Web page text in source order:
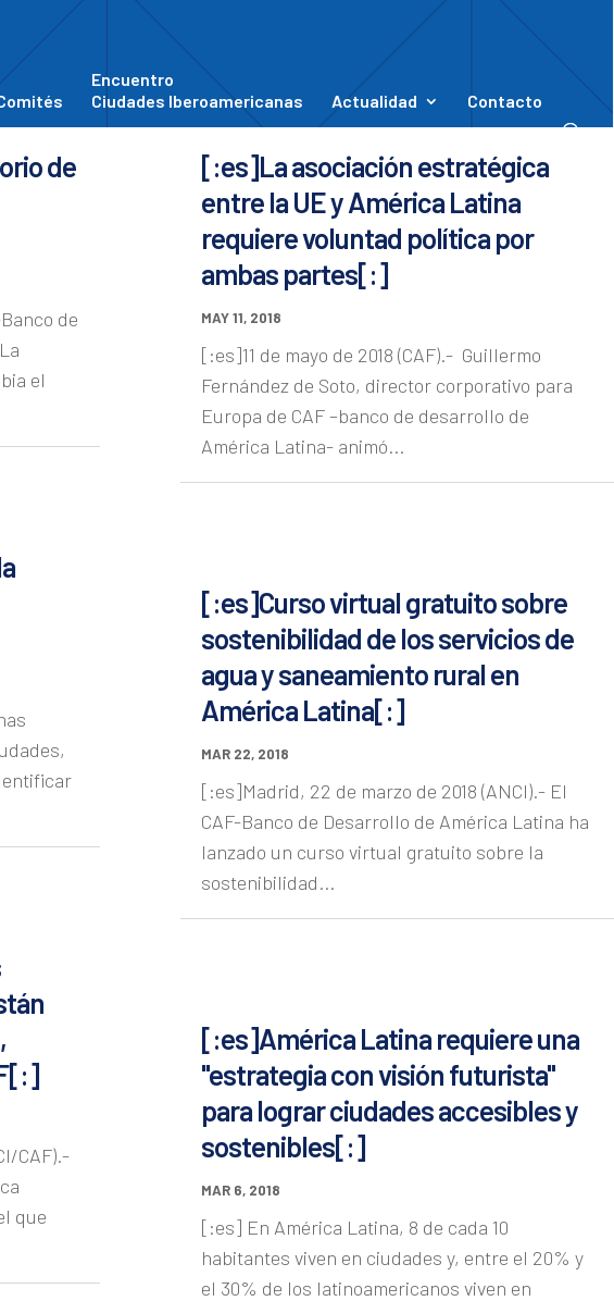
Encuentro
Ciudades Iberoamericanas
Actualidad Contacto
de
de
el
CAF).-
que
[:es]La asociación estratégica
entre la UE y América Latina
requiere voluntad política por
ambas partes[:]
MAY 11, 2018
[:es]11 de mayo de 2018 (CAF).- Guillermo
Fernández de Soto, director corporativo para
Europa de CAF –banco de desarrollo de
América Latina- animó...
[:es]Curso virtual gratuito sobre
sostenibilidad de los servicios de
agua y saneamiento rural en
América Latina[:]
MAR 22, 2018
[:es]Madrid, 22 de marzo de 2018 (ANCI).- El
CAF-Banco de Desarrollo de América Latina ha
lanzado un curso virtual gratuito sobre la
sostenibilidad...
[:es]América Latina requiere una
"estrategia con visión futurista"
para lograr ciudades accesibles y
sostenibles[:]
MAR 6, 2018
[:es] En América Latina, 8 de cada 10
habitantes viven en ciudades y, entre el 20% y
el 30% de los latinoamericanos viven en